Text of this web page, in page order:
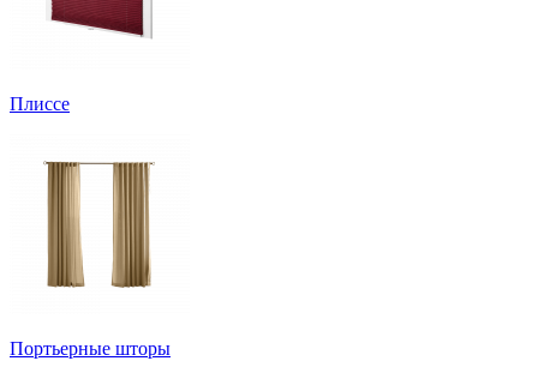
Плиссе
Портьерные шторы